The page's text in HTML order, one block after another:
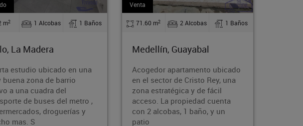
m 2 2 Alcobas 1 Baños
Guayabal
apartamento ubicado
el sector de Cristo Rey, una
estratégica y de fácil
La propiedad cuenta
2 alcobas, 1 baño, y un
Arriendo
110 m 4 Alcobas 2 Baños
Medellín, Guayabal
Alquila esta cómoda y
espaciosa casa en el acogedor
barrio Rodeo Norte de Medellín.
Con 110 m², 4 dormitorios,
parqueadero y acceso a
transporte públi